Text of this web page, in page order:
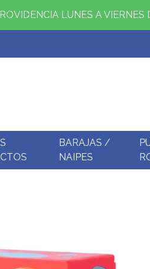
LUNES A VIERNES
BARAJAS /
NAIPES